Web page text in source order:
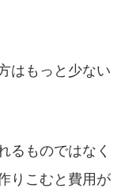
はもっと少ない
るものではなく
りこむと費用が